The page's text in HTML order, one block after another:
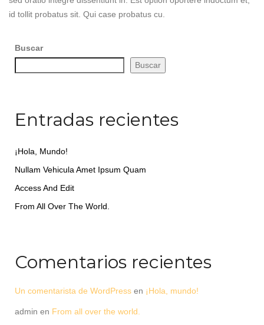
id tollit probatus sit. Qui case probatus cu.
Buscar
Buscar
Entradas recientes
¡Hola, Mundo!
Nullam Vehicula Amet Ipsum Quam
Access And Edit
From All Over The World.
Comentarios recientes
Un comentarista de WordPress en ¡Hola, mundo!
admin en From all over the world.